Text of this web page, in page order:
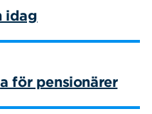
idag
för pensionärer